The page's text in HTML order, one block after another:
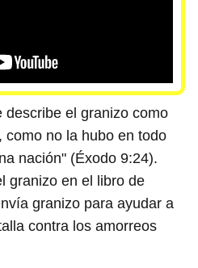
describe el granizo como
como no la hubo en todo
nación" (Éxodo 9:24).
granizo en el libro de
granizo para ayudar a
contra los amorreos